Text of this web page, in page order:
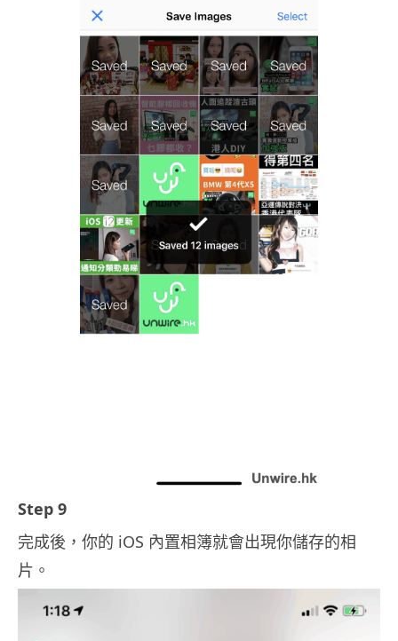
Step 9
完成後，你的 iOS 內置相簿就會出現你儲存的相
片。